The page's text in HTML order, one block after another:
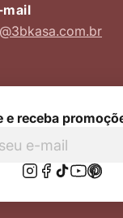
mail
e receba